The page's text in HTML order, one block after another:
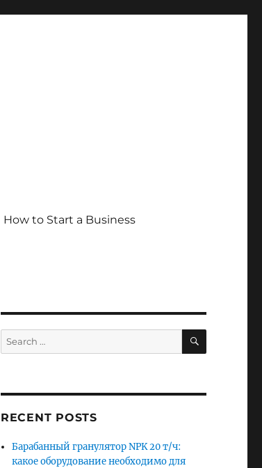
How to Start a Business
Search
for:
SEARCH
RECENT POSTS
Барабанный гранулятор NPK 20 т/ч:
какое оборудование необходимо для